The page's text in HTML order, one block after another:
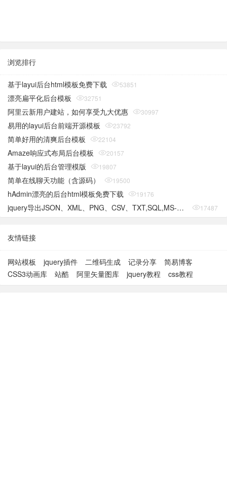
浏览排行
基于layui后台html模板免费下载 53851
漂亮扁平化后台模板 32751
阿里云新用户建站，如何享受九大优惠 30997
易用的layui后台前端开源模板 23792
简单好用的清爽后台模板 22104
Amaze响应式布局后台模板 20157
基于layui的后台管理模版 19807
简单在线聊天功能（含源码） 19500
hAdmin漂亮的后台html模板免费下载 19176
jquery导出JSON、XML、PNG、CSV、TXT,SQL,MS-Word,Ms-Excel Ms-Powerpoint、PDF插件 17487
友情链接
网站模板 jquery插件 二维码生成 记录分享
简易博客
CSS3动画库
站酷 阿里矢量图库 jquery教程 css教程